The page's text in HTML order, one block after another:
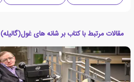
مقالات مرتبط با کتاب بر شانه های غول(گالیله)